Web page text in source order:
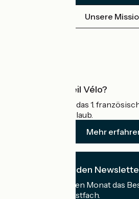
Unsere
Was ist Accueil Vélo?
Accueil Vélo ist das 1.
Radfahrer im Urlaub.
Mehr
Ich abonniere den
Erhalten Sie jeden Monat das
Rad in Ihrem Postfach.